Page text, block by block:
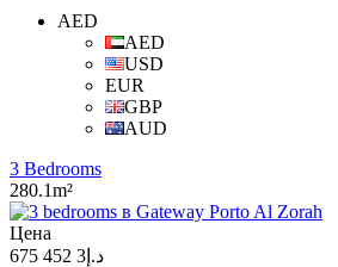
AED
AED
USD
EUR
GBP
AUD
3 Bedrooms
280.1m²
Цена
د.إ3 452 675